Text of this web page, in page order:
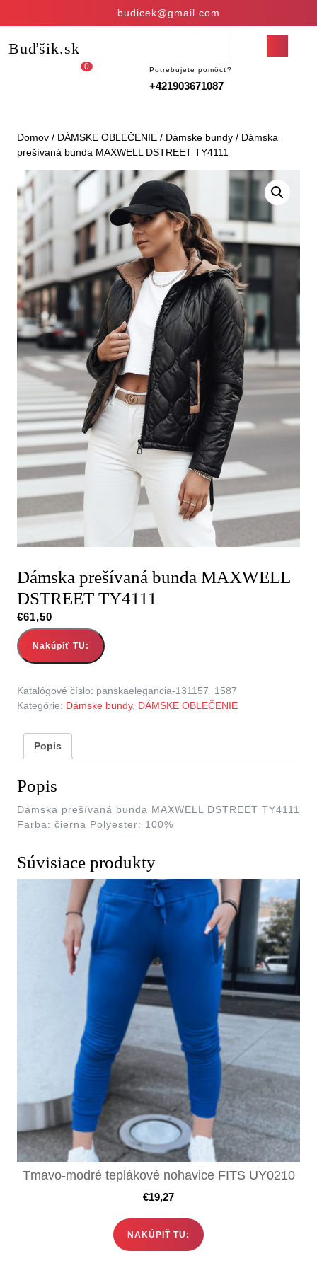
budicek@gmail.com
Buďšik.sk
Button
0 Potrebujete pomôcť?
+421903671087
Domov / DÁMSKE OBLEČENIE / Dámske bundy / Dámska
prešívaná bunda MAXWELL DSTREET TY4111
Dámska prešívaná bunda MAXWELL
DSTREET TY4111
€61,50
Nakúpiť TU:
Katalógové číslo: panskaelegancia-131157_1587
Kategórie: Dámske bundy, DÁMSKE OBLEČENIE
Popis
Popis
Dámska prešívaná bunda MAXWELL DSTREET TY4111
Farba: čierna Polyester: 100%
Súvisiace produkty
Tmavo-modré teplákové nohavice FITS UY0210
€19,27
NAKÚPIŤ TU: